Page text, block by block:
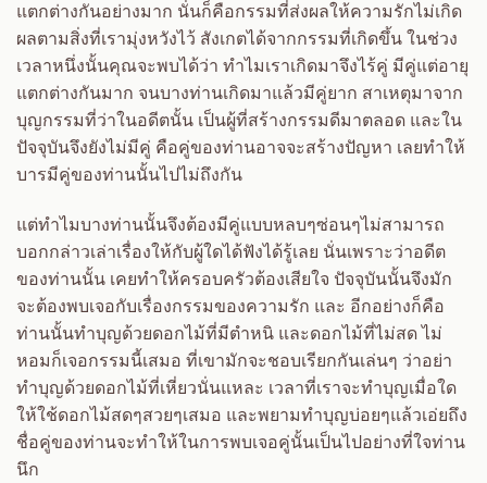
แตกต่างกันอย่างมาก นั่นก็คือกรรมที่ส่งผลให้ความรักไม่เกิด
ผลตามสิ่งที่เรามุ่งหวังไว้ สังเกตได้จากกรรมที่เกิดขึ้น ในช่วง
เวลาหนึ่งนั้นคุณจะพบได้ว่า ทำไมเราเกิดมาจึงไร้คู่ มีคู่แต่อายุ
แตกต่างกันมาก จนบางท่านเกิดมาแล้วมีคู่ยาก สาเหตุมาจาก
บุญกรรมที่ว่าในอดีตนั้น เป็นผู้ที่สร้างกรรมดีมาตลอด และใน
ปัจจุบันจึงยังไม่มีคู่ คือคู่ของท่านอาจจะสร้างปัญหา เลยทำให้
บารมีคู่ของท่านนั้นไปไม่ถึงกัน
แต่ทำไมบางท่านนั้นจึงต้องมีคู่แบบหลบๆซ่อนๆไม่สามารถ
บอกกล่าวเล่าเรื่องให้กับผู้ใดได้ฟังได้รู้เลย นั่นเพราะว่าอดีต
ของท่านนั้น เคยทำให้ครอบครัวต้องเสียใจ ปัจจุบันนั้นจึงมัก
จะต้องพบเจอกับเรื่องกรรมของความรัก และ อีกอย่างก็คือ
ท่านนั้นทำบุญด้วยดอกไม้ที่มีตำหนิ และดอกไม้ที่ไม่สด ไม่
หอมก็เจอกรรมนี้เสมอ ที่เขามักจะชอบเรียกกันเล่นๆ ว่าอย่า
ทำบุญด้วยดอกไม้ที่เหี่ยวนั่นแหละ เวลาที่เราจะทำบุญเมื่อใด
ให้ใช้ดอกไม้สดๆสวยๆเสมอ และพยามทำบุญบ่อยๆแล้วเอ่ยถึง
ชื่อคู่ของท่านจะทำให้ในการพบเจอคู่นั้นเป็นไปอย่างที่ใจท่าน
นึก